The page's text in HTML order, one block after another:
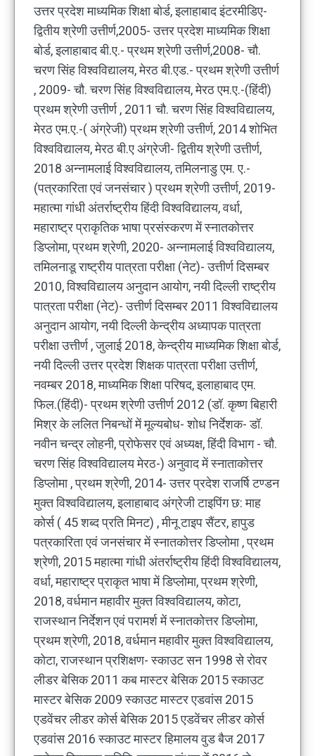
उत्तर प्रदेश माध्यमिक शिक्षा बोर्ड, इलाहाबाद इंटरमीडिए-
द्वितीय श्रेणी उत्तीर्ण,2005- उत्तर प्रदेश माध्यमिक शिक्षा
बोर्ड, इलाहाबाद बी.ए.- प्रथम श्रेणी उत्तीर्ण,2008- चौ.
चरण सिंह विश्वविद्यालय, मेरठ बी.एड.- प्रथम श्रेणी उत्तीर्ण
, 2009- चौ. चरण सिंह विश्वविद्यालय, मेरठ एम.ए.-(हिंदी)
प्रथम श्रेणी उत्तीर्ण , 2011 चौ. चरण सिंह विश्वविद्यालय,
मेरठ एम.ए.-( अंग्रेजी) प्रथम श्रेणी उत्तीर्ण, 2014 शोभित
विश्वविद्यालय, मेरठ बी.ए अंग्रेजी- द्वितीय श्रेणी उत्तीर्ण,
2018 अन्नामलाई विश्वविद्यालय, तमिलनाडु एम. ए.-
(पत्रकारिता एवं जनसंचार ) प्रथम श्रेणी उत्तीर्ण, 2019-
महात्मा गांधी अंतर्राष्ट्रीय हिंदी विश्वविद्यालय, वर्धा,
महाराष्ट्र प्राकृतिक भाषा प्रसंस्करण में स्नातकोत्तर
डिप्लोमा, प्रथम श्रेणी, 2020- अन्नामलाई विश्वविद्यालय,
तमिलनाडू राष्ट्रीय पात्रता परीक्षा (नेट)- उत्तीर्ण दिसम्बर
2010, विश्वविद्यालय अनुदान आयोग, नयी दिल्ली राष्ट्रीय
पात्रता परीक्षा (नेट)- उत्तीर्ण दिसम्बर 2011 विश्वविद्यालय
अनुदान आयोग, नयी दिल्ली केन्द्रीय अध्यापक पात्रता
परीक्षा उत्तीर्ण , जुलाई 2018, केन्द्रीय माध्यमिक शिक्षा बोर्ड,
नयी दिल्ली उत्तर प्रदेश शिक्षक पात्रता परीक्षा उत्तीर्ण,
नवम्बर 2018, माध्यमिक शिक्षा परिषद, इलाहाबाद एम.
फिल.(हिंदी)- प्रथम श्रेणी उत्तीर्ण 2012 (डॉ. कृष्ण बिहारी
मिश्र के ललित निबन्धों में मूल्यबोध- शोध निर्देशक- डॉ.
नवीन चन्द्र लोहनी, प्रोफेसर एवं अध्यक्ष, हिंदी विभाग - चौ.
चरण सिंह विश्वविद्यालय मेरठ-) अनुवाद में स्नाताकोत्तर
डिप्लोमा , प्रथम श्रेणी, 2014- उत्तर प्रदेश राजर्षि टण्डन
मुक्त विश्वविद्यालय, इलाहाबाद अंग्रेजी टाइपिंग छ: माह
कोर्स ( 45 शब्द प्रति मिनट) , मीनू टाइप सैंटर, हापुड
पत्रकारिता एवं जनसंचार में स्नातकोत्तर डिप्लोमा , प्रथम
श्रेणी, 2015 महात्मा गांधी अंतर्राष्ट्रीय हिंदी विश्वविद्यालय,
वर्धा, महाराष्ट्र प्राकृत भाषा में डिप्लोमा, प्रथम श्रेणी,
2018, वर्धमान महावीर मुक्त विश्वविद्यालय, कोटा,
राजस्थान निर्देशन एवं परामर्श में स्नातकोत्तर डिप्लोमा,
प्रथम श्रेणी, 2018, वर्धमान महावीर मुक्त विश्वविद्यालय,
कोटा, राजस्थान प्रशिक्षण- स्काउट सन 1998 से रोवर
लीडर बेसिक 2011 कब मास्टर बेसिक 2015 स्काउट
मास्टर बेसिक 2009 स्काउट मास्टर एडवांस 2015
एडवेंचर लीडर कोर्स बेसिक 2015 एडवेंचर लीडर कोर्स
एडवांस 2016 स्काउट मास्टर हिमालय वुड बैज 2017